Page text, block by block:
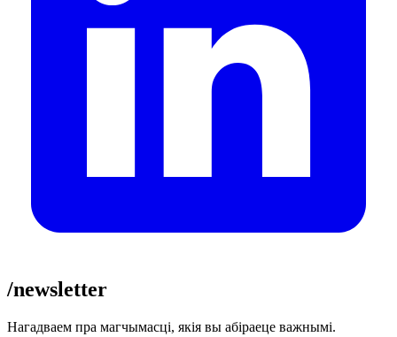
/newsletter
Нагадваем пра магчымасці, якія вы абіраеце важнымі.